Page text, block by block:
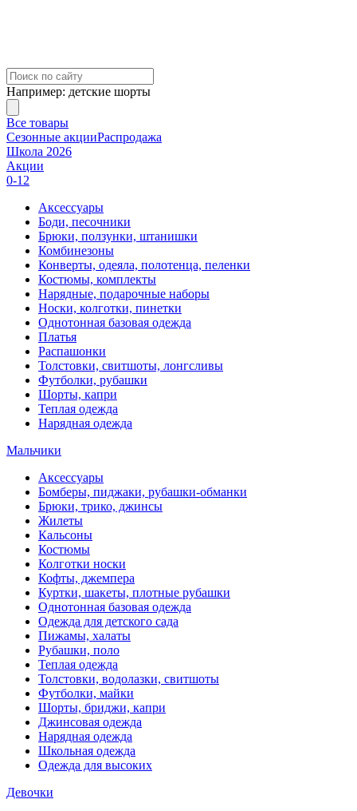
Например: детские шорты
Все товары
Сезонные акцииРаспродажа
Школа 2026
Акции
0-12
Аксессуары
Боди, песочники
Брюки, ползунки, штанишки
Комбинезоны
Конверты, одеяла, полотенца, пеленки
Костюмы, комплекты
Нарядные, подарочные наборы
Носки, колготки, пинетки
Однотонная базовая одежда
Платья
Распашонки
Толстовки, свитшоты, лонгсливы
Футболки, рубашки
Шорты, капри
Теплая одежда
Нарядная одежда
Мальчики
Аксессуары
Бомберы, пиджаки, рубашки-обманки
Брюки, трико, джинсы
Жилеты
Кальсоны
Костюмы
Колготки носки
Кофты, джемпера
Куртки, шакеты, плотные рубашки
Однотонная базовая одежда
Одежда для детского сада
Пижамы, халаты
Рубашки, поло
Теплая одежда
Толстовки, водолазки, свитшоты
Футболки, майки
Шорты, бриджи, капри
Джинсовая одежда
Нарядная одежда
Школьная одежда
Одежда для высоких
Девочки